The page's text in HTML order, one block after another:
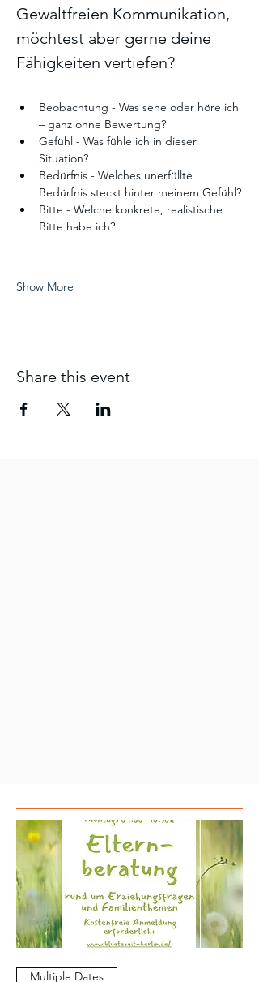
Gewaltfreien Kommunikation,
möchtest aber gerne deine
Fähigkeiten vertiefen?
Beobachtung - Was sehe oder höre ich
– ganz ohne Bewertung?
Gefühl - Was fühle ich in dieser
Situation?
Bedürfnis - Welches unerfüllte
Bedürfnis steckt hinter meinem Gefühl?
Bitte - Welche konkrete, realistische
Bitte habe ich?
Show More
Share this event
Multiple Dates